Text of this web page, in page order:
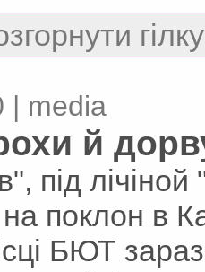
| media
й
під лічіной
поклон в
БЮТ зараз